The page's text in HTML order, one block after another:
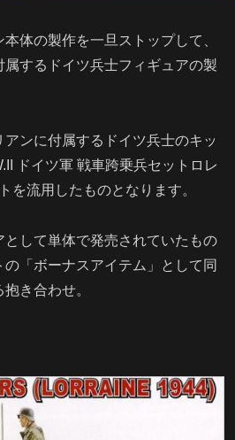
体の製作を一旦ストップして、
するドイツ兵士フィギュアの製
ンに付属するドイツ兵士のキッ
ドイツ軍 戦車跨乗兵セットロレ
を流用したものとなります。
して単体で発売されていたもの
「ボーナスアイテム」として同
き合わせ。